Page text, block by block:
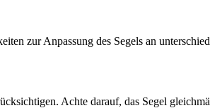
zur Anpassung des Segels an
Achte darauf, das Segel